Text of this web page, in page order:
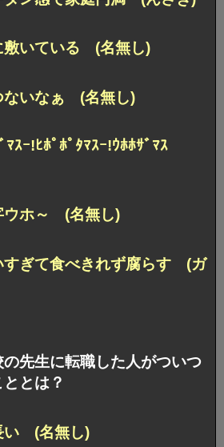
敷いている (名無し)
ないなぁ (名無し)
ﾏｽｰ!ﾋﾎﾟﾎﾟﾀﾏｽｰ!ｳﾎﾎｻﾞﾏｽ
ウホ～ (名無し)
すぎて食べきれず腐らす (ガ
先生に転職した人がついつ
とは？
い (名無し)